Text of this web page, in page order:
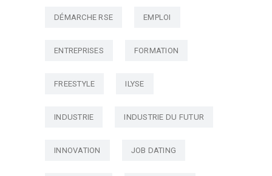
DÉMARCHE RSE EMPLOI
ENTREPRISES FORMATION
FREESTYLE ILYSE
INDUSTRIE INDUSTRIE DU FUTUR
INNOVATION JOB DATING